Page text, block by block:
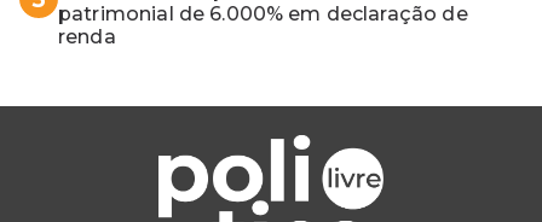
patrimonial de 6.000% em declaração de
renda